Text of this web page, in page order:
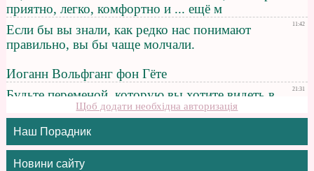
Щоб додати необхідна авторизація
Наш Порадник
Новини сайту